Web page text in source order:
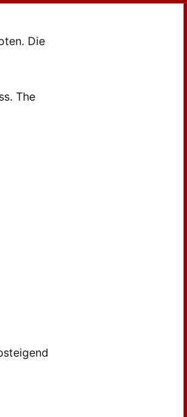
Die
The